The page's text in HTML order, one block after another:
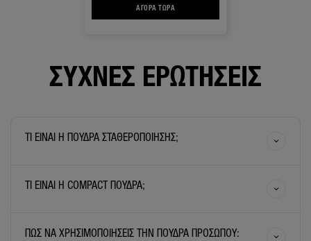
ΑΓΟΡΆ ΤΏΡΑ
ΣΥΧΝΈΣ ΕΡΩΤΉΣΕΙΣ
ΤΙ ΕΙΝΑΙ Η ΠΟΥΔΡΑ ΣΤΑΘΕΡΟΠΟΙΗΣΗΣ;
ΤΙ ΕΙΝΑΙ Η COMPACT ΠΟΥΔΡΑ;
ΠΩΣ ΝΑ ΧΡΗΣΙΜΟΠΟΙΗΣΕΙΣ ΤΗΝ ΠΟΥΔΡΑ ΠΡΟΣΩΠΟΥ: